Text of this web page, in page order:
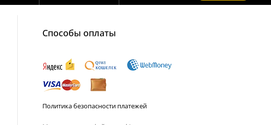
Способы оплаты
Политика безопасности платежей